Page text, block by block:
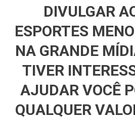
DIVULGAR
ESPORTES
NA GRANDE
TIVER
AJUDAR VOCÊ
QUALQUER